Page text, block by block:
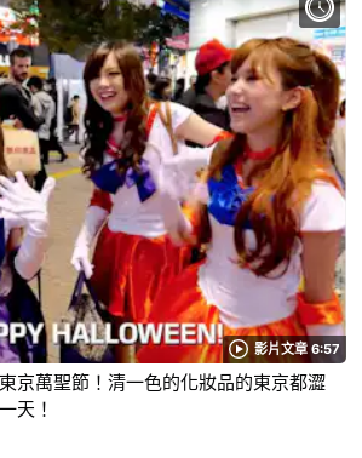
影片文章 6:57
京萬聖節！清一色的化妝品的東京都澀
天！